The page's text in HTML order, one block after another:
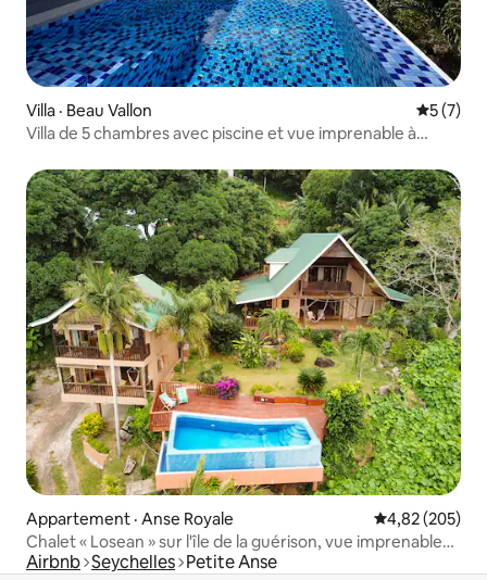
Villa · Beau Vallon Note
5 (7)
Villa de 5 chambres avec piscine et vue imprenable à
Appartement · Anse Royale Note
4,82 (205)
Chalet « Losean » sur l'île de la guérison, vue imprenable
sur la mer
Airbnb Seychelles Petite Anse